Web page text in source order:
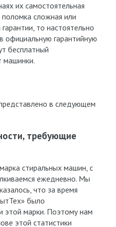
их самостоятельная
сложная или
то настоятельно
официальную гарантийную
бесплатный
машинки.
в следующем
требующие
стиральных машин, с
ежедневно. Мы
что за время
было
этой марки. Поэтому нам
этой статистики